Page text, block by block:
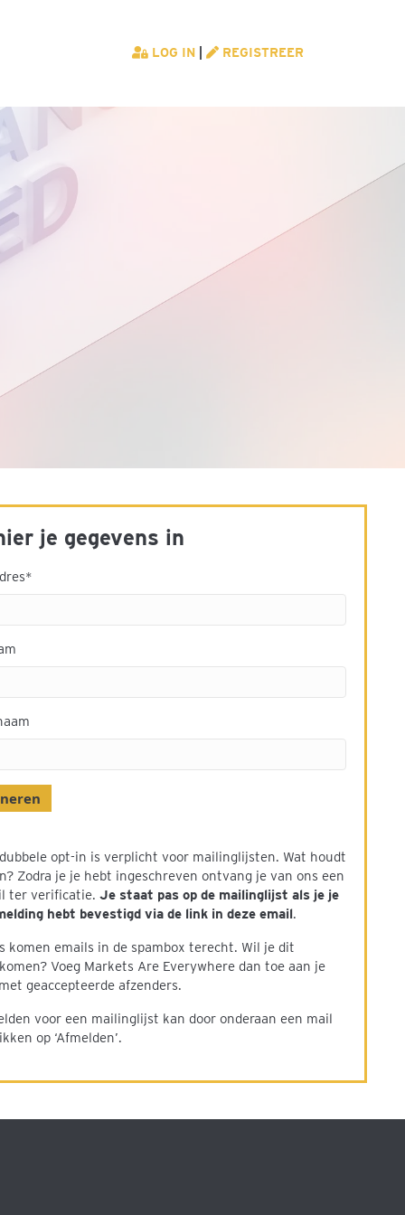
LOG IN| REGISTREER
je gegevens in
*
opt-in is verplicht voor mailinglijsten. Wat houdt
Zodra je je hebt ingeschreven ontvang je van ons een
ter verificatie. Je staat pas op de mailinglijst als je je
hebt bevestigd via de link in deze email.
komen emails in de spambox terecht. Wil je dit
Voeg Markets Are Everywhere dan toe aan je
geaccepteerde afzenders.
voor een mailinglijst kan door onderaan een mail
op ‘Afmelden’.